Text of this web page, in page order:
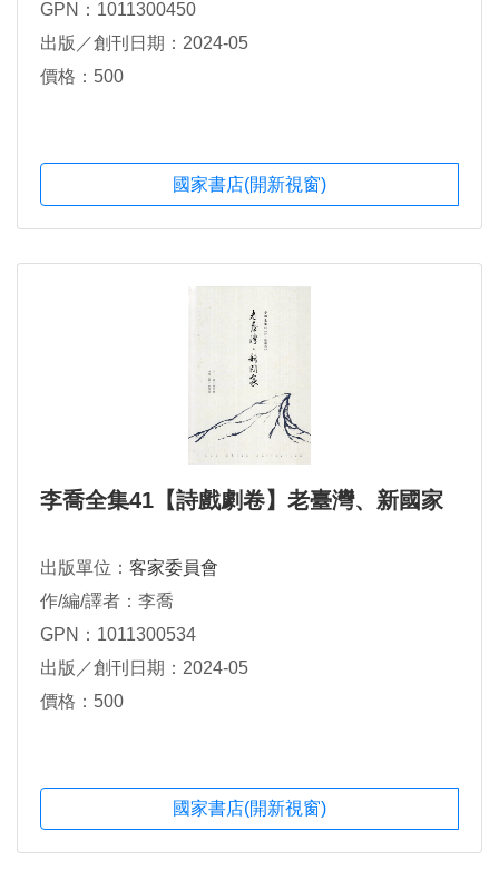
GPN：1011300450
出版／創刊日期：2024-05
價格：500
國家書店(開新視窗)
李喬全集41【詩戲劇卷】老臺灣、新國家
出版單位： 客家委員會
作/編/譯者：李喬
GPN：1011300534
出版／創刊日期：2024-05
價格：500
國家書店(開新視窗)